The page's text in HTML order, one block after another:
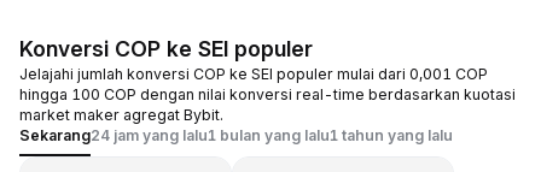
Konversi COP ke SEI populer
Jelajahi jumlah konversi COP ke SEI populer mulai dari 0,001 COP
hingga 100 COP dengan nilai konversi real-time berdasarkan kuotasi
market maker agregat Bybit.
Sekarang24 jam yang lalu1 bulan yang lalu1 tahun yang lalu